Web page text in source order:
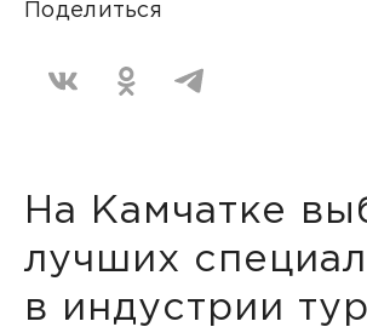
Поделиться
На Камчатке
лучших
в индустрии